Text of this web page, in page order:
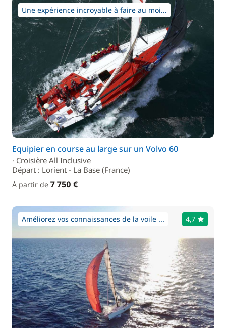
Une expérience incroyable à faire au moi...
Equipier en course au large sur un Volvo 60
· Croisière All Inclusive
Départ : Lorient - La Base (France)
À partir de 7 750 €
Améliorez vos connaissances de la voile ... 4,7